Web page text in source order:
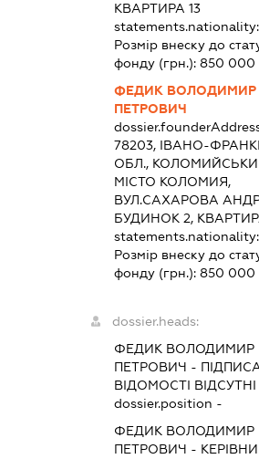
КВАРТИРА 13
statements.nationality:
Розмір внеску до
фонду (грн.): 850 000
ФЕДИК ВОЛОДИМИР
ПЕТРОВИЧ
78203, ІВАНО-
ОБЛ.,
МІСТО КОЛОМИЯ,
ВУЛ.САХАРОВА
БУДИНОК 2,
statements.nationality:
Розмір внеску до
фонду (грн.): 850 000
dossier.heads:
ФЕДИК ВОЛОДИМИР
ПЕТРОВИЧ -
ВІДОМОСТІ ВІДСУТНІ
dossier.position -
ФЕДИК ВОЛОДИМИР
ПЕТРОВИЧ -